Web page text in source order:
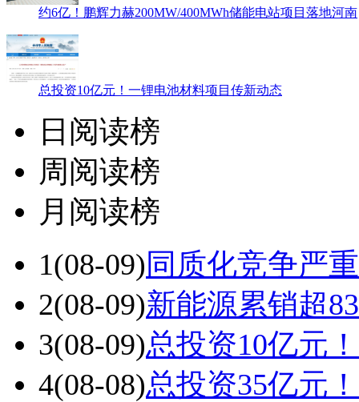
约6亿！鹏辉力赫200MW/400MWh储能电站项目落地河南
总投资10亿元！一锂电池材料项目传新动态
日阅读榜
周阅读榜
月阅读榜
1(08-09) 同质化竞争严
2(08-09)新能源累销超
3(08-09)总投资10亿元
4(08-08)总投资35亿元